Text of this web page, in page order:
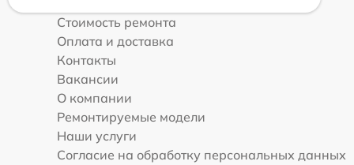
Стоимость ремонта
Оплата и доставка
Контакты
Вакансии
О компании
Ремонтируемые модели
Наши услуги
Согласие на обработку персональных данных